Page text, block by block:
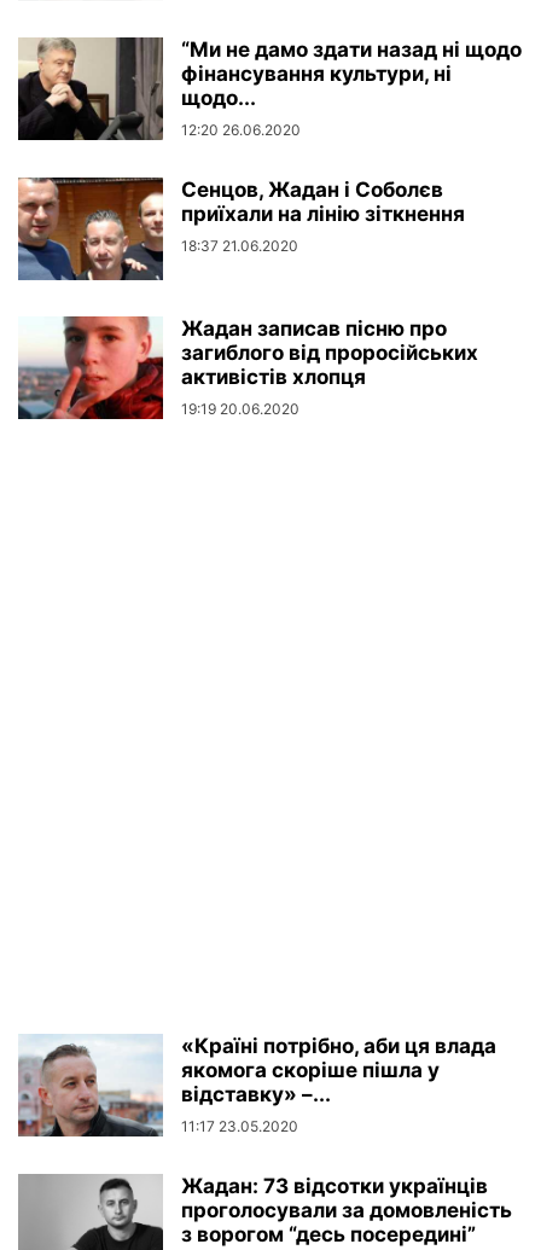
“Ми не дамо здати назад ні щодо
фінансування культури, ні
щодо...
12:20 26.06.2020
Сенцов, Жадан і Соболєв
приїхали на лінію зіткнення
18:37 21.06.2020
Жадан записав пісню про
загиблого від проросійських
активістів хлопця
19:19 20.06.2020
«Країні потрібно, аби ця влада
якомога скоріше пішла у
відставку» –...
11:17 23.05.2020
Жадан: 73 відсотки українців
проголосували за домовленість
з ворогом “десь посередині”